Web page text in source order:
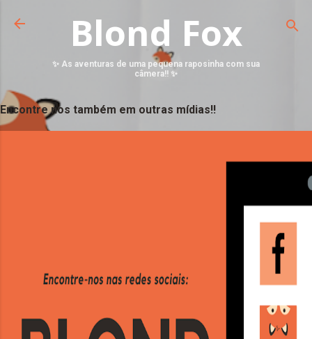
Blond Fox
✨ As aventuras de uma pequena raposinha com sua
câmera!! ✨
Encontre nos também em outras mídias!!